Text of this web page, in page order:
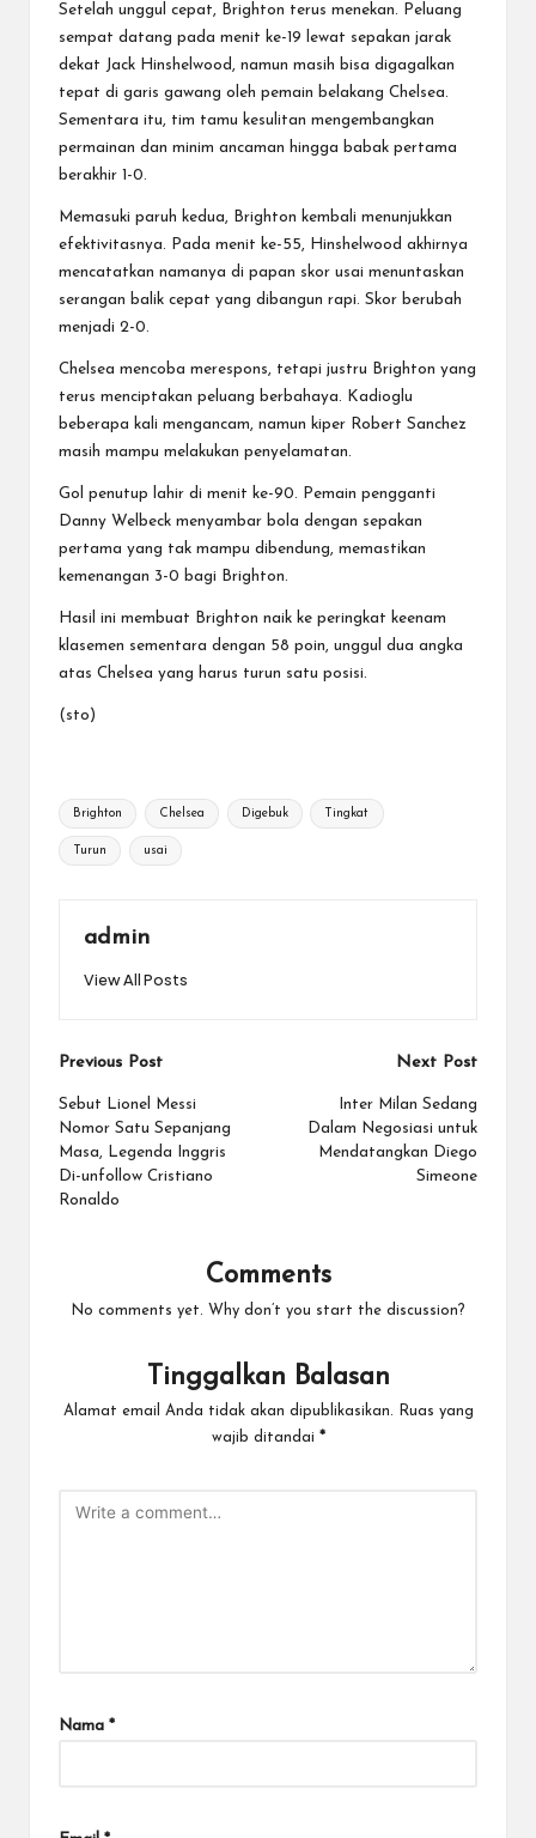
Setelah unggul cepat, Brighton terus menekan. Peluang
sempat datang pada menit ke-19 lewat sepakan jarak
dekat Jack Hinshelwood, namun masih bisa digagalkan
tepat di garis gawang oleh pemain belakang Chelsea.
Sementara itu, tim tamu kesulitan mengembangkan
permainan dan minim ancaman hingga babak pertama
berakhir 1-0.
Memasuki paruh kedua, Brighton kembali menunjukkan
efektivitasnya. Pada menit ke-55, Hinshelwood akhirnya
mencatatkan namanya di papan skor usai menuntaskan
serangan balik cepat yang dibangun rapi. Skor berubah
menjadi 2-0.
Chelsea mencoba merespons, tetapi justru Brighton yang
terus menciptakan peluang berbahaya. Kadioglu
beberapa kali mengancam, namun kiper Robert Sanchez
masih mampu melakukan penyelamatan.
Gol penutup lahir di menit ke-90. Pemain pengganti
Danny Welbeck menyambar bola dengan sepakan
pertama yang tak mampu dibendung, memastikan
kemenangan 3-0 bagi Brighton.
Hasil ini membuat Brighton naik ke peringkat keenam
klasemen sementara dengan 58 poin, unggul dua angka
atas Chelsea yang harus turun satu posisi.
(sto)
Tags:
Brighton Chelsea Digebuk Tingkat
Turun usai
admin
View All Posts
Post
navigation
Previous Post
Sebut Lionel Messi
Nomor Satu Sepanjang
Masa, Legenda Inggris
Di-unfollow Cristiano
Ronaldo
Next Post
Inter Milan Sedang
Dalam Negosiasi untuk
Mendatangkan Diego
Simeone
Comments
No comments yet. Why don’t you start the discussion?
Tinggalkan Balasan
Alamat email Anda tidak akan dipublikasikan.
Ruas yang
wajib ditandai *
Nama *